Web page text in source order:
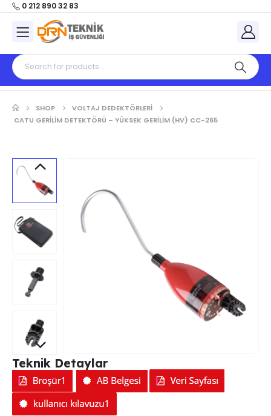
0 212 890 32 83
SHOP
VOLTAJ DEDEKTÖRLERİ
CATU GERILIM DETEKTÖRÜ – YÜKSEK GERILIM (HV) CC-265
Teknik Detaylar